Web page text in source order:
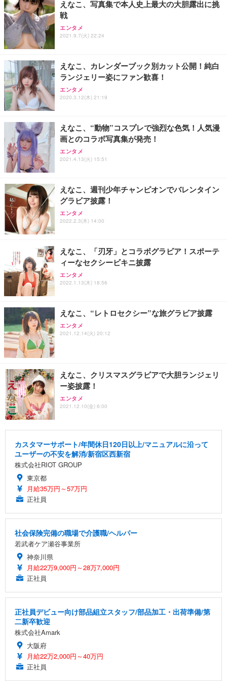
えなこ、写真集で本人史上最大の大胆露出に挑
戦
エンタメ
2021.9.7(火) 22:24
えなこ、カレンダーブック別カット公開！純白
ランジェリー姿にファン歓喜！
エンタメ
2020.3.12(木) 21:19
えなこ、“動物”コスプレで強烈な色気！人気漫
画とのコラボ写真集が発売！
エンタメ
2021.4.13(火) 15:51
えなこ、週刊少年チャンピオンでバレンタイン
グラビア披露！
エンタメ
2022.2.3(木) 14:00
えなこ、「刃牙」とコラボグラビア！スポーテ
ィーなセクシービキニ披露
エンタメ
2022.1.13(木) 18:56
えなこ、“レトロセクシー”な旅グラビア披露
エンタメ
2021.12.14(火) 20:12
えなこ、クリスマスグラビアで大胆ランジェリ
ー姿披露！
エンタメ
2021.12.10(金) 6:00
カスタマーサポート/年間休日120日以上/マニュアルに沿って
ユーザーの不安を解消/新宿区西新宿
株式会社RIOT GROUP
東京都
月給35万円～57万円
正社員
社会保険完備の職場で介護職/ヘルパー
若武者ケア瀬谷事業所
神奈川県
月給22万9,000円～28万7,000円
正社員
正社員デビュー向け部品組立スタッフ/部品加工・出荷準備/第
二新卒歓迎
株式会社Amark
大阪府
月給22万2,000円～40万円
正社員